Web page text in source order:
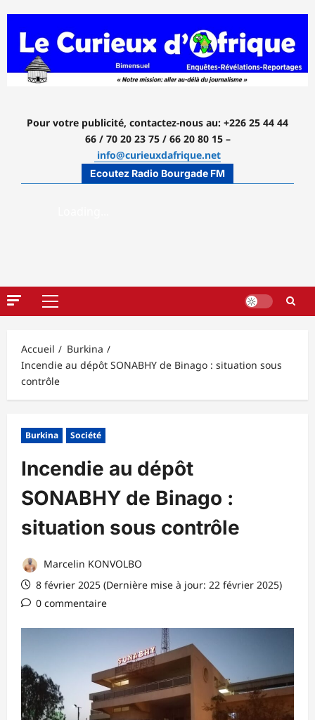
contenu
Pour votre publicité, contactez-nous au: +226 25 44 44
66 / 70 20 23 75 / 66 20 80 15 –
info@curieuxdafrique.net
Ecoutez Radio Bourgade FM
Menu
Accueil
Burkina
Incendie au dépôt SONABHY de Binago : situation sous
contrôle
Burkina Société
Incendie au dépôt
SONABHY de Binago :
situation sous contrôle
Marcelin KONVOLBO
8 février 2025 (Dernière mise à jour: 22 février 2025)
0 commentaire